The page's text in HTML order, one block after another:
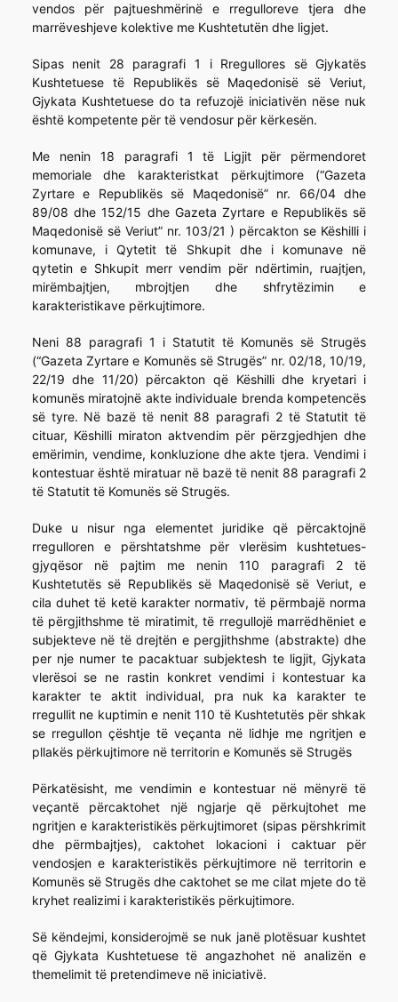
vendos për pajtueshmërinë e rregulloreve tjera dhe
marrëveshjeve kolektive me Kushtetutën dhe ligjet.
Sipas nenit 28 paragrafi 1 i Rregullores së Gjykatës
Kushtetuese të Republikës së Maqedonisë së Veriut,
Gjykata Kushtetuese do ta refuzojë iniciativën nëse nuk
është kompetente për të vendosur për kërkesën.
Me nenin 18 paragrafi 1 të Ligjit për përmendoret
memoriale dhe karakteristkat përkujtimore (“Gazeta
Zyrtare e Republikës së Maqedonisë” nr. 66/04 dhe
89/08 dhe 152/15 dhe Gazeta Zyrtare e Republikës së
Maqedonisë së Veriut” nr. 103/21 ) përcakton se Këshilli i
komunave, i Qytetit të Shkupit dhe i komunave në
qytetin e Shkupit merr vendim për ndërtimin, ruajtjen,
mirëmbajtjen, mbrojtjen dhe shfrytëzimin e
karakteristikave përkujtimore.
Neni 88 paragrafi 1 i Statutit të Komunës së Strugës
(“Gazeta Zyrtare e Komunës së Strugës” nr. 02/18, 10/19,
22/19 dhe 11/20) përcakton që Këshilli dhe kryetari i
komunës miratojnë akte individuale brenda kompetencës
së tyre. Në bazë të nenit 88 paragrafi 2 të Statutit të
cituar, Këshilli miraton aktvendim për përzgjedhjen dhe
emërimin, vendime, konkluzione dhe akte tjera. Vendimi i
kontestuar është miratuar në bazë të nenit 88 paragrafi 2
të Statutit të Komunës së Strugës.
Duke u nisur nga elementet juridike që përcaktojnë
rregulloren e përshtatshme për vlerësim kushtetues-
gjyqësor në pajtim me nenin 110 paragrafi 2 të
Kushtetutës së Republikës së Maqedonisë së Veriut, e
cila duhet të ketë karakter normativ, të përmbajë norma
të përgjithshme të miratimit, të rregullojë marrëdhëniet e
subjekteve në të drejtën e pergjithshme (abstrakte) dhe
per nje numer te pacaktuar subjektesh te ligjit, Gjykata
vlerësoi se ne rastin konkret vendimi i kontestuar ka
karakter te aktit individual, pra nuk ka karakter te
rregullit ne kuptimin e nenit 110 të Kushtetutës për shkak
se rregullon çështje të veçanta në lidhje me ngritjen e
pllakës përkujtimore në territorin e Komunës së Strugës
Përkatësisht, me vendimin e kontestuar në mënyrë të
veçantë përcaktohet një ngjarje që përkujtohet me
ngritjen e karakteristikës përkujtimoret (sipas përshkrimit
dhe përmbajtjes), caktohet lokacioni i caktuar për
vendosjen e karakteristikës përkujtimore në territorin e
Komunës së Strugës dhe caktohet se me cilat mjete do të
kryhet realizimi i karakteristikës përkujtimore.
Së këndejmi, konsiderojmë se nuk janë plotësuar kushtet
që Gjykata Kushtetuese të angazhohet në analizën e
themelimit të pretendimeve në iniciativë.